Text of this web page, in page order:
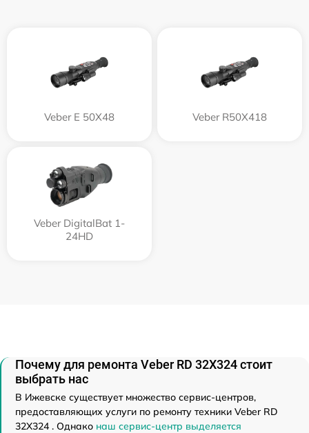
Veber E 50X48 Veber R50X418
Veber DigitalBat 1-
24HD
Почему для ремонта Veber RD 32X324 стоит
выбрать нас
В Ижевске существует множество сервис-центров,
предоставляющих услуги по ремонту техники Veber RD
32X324 . Однако наш сервис-центр выделяется